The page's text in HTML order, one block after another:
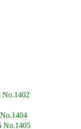
No.1402
No.1404
No.1405